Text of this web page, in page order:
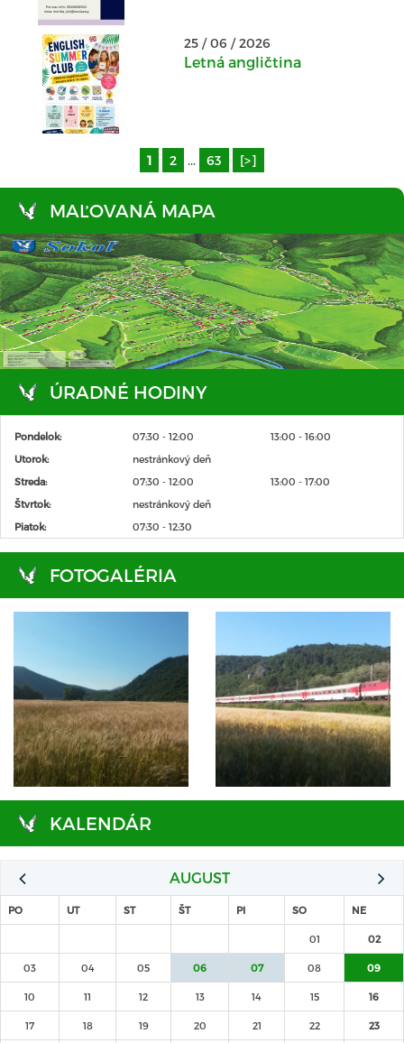
25 / 06 / 2026
Letná angličtina
1 2 ... 63 [>]
MAĽOVANÁ MAPA
ÚRADNÉ HODINY
Pondelok: 07:30 - 12:00
13:00 - 16:00
Utorok:
nestránkový deň
Streda:
07:30 - 12:00
13:00 - 17:00
Štvrtok:
nestránkový deň
Piatok:
07:30 - 12:30
FOTOGALÉRIA
KALENDÁR
AUGUST
PO UT ST ŠT PI SO NE
01 02
03 04 05 06 07 08 09
10 11 12 13 14 15 16
17 18 19 20 21 22 23